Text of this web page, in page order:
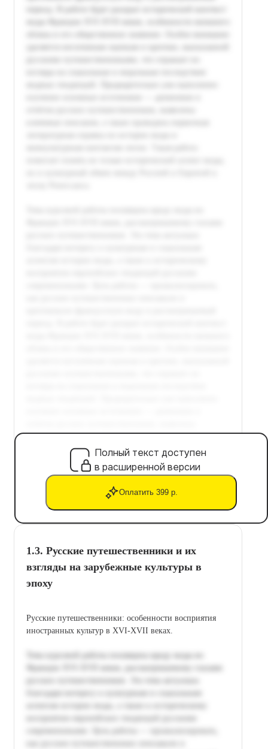
Полный текст доступен
в расширенной версии
Оплатить 399 р.
1.3. Русские путешественники и их
взгляды на зарубежные культуры в
эпоху
Русские путешественники: особенности восприятия
иностранных культур в XVI-XVII веках.